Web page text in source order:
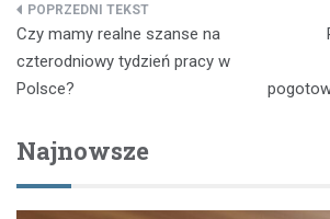
Nawigacja
wpisu
Czy mamy realne szanse na
czterodniowy tydzień pracy w
Polsce?
Najnowsze